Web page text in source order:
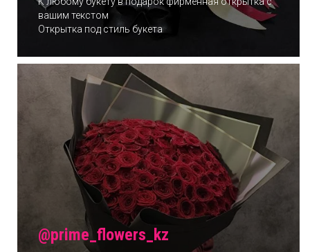
вашим текстом
Открытка под стиль букета
@prime_flowers_kz